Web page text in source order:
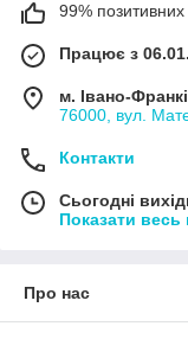
99% позитивних
Працює з
м. Івано-
76000, вул.
Контакти
Сьогодні
Показати весь
Про нас